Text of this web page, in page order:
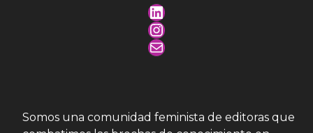
LinkedIn
Instagram
Mail
Somos una comunidad feminista de editoras que